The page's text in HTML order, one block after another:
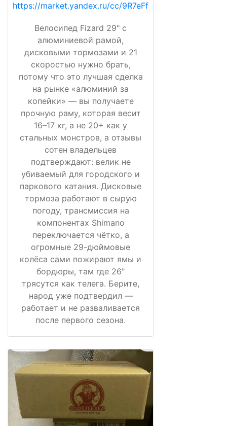
https://market.yandex.ru/cc/9R7eFf
Велосипед Fizard 29" с
алюминиевой рамой,
дисковыми тормозами и 21
скоростью нужно брать,
потому что это лучшая сделка
на рынке «алюминий за
копейки» — вы получаете
прочную раму, которая весит
16–17 кг, а не 20+ как у
стальных монстров, а отзывы
сотен владельцев
подтверждают: велик не
убиваемый для городского и
паркового катания. Дисковые
тормоза работают в сырую
погоду, трансмиссия на
компонентах Shimano
переключается чётко, а
огромные 29-дюймовые
колёса сами пожирают ямы и
бордюры, там где 26"
трясутся как телега. Берите,
народ уже подтвердил —
работает и не разваливается
после первого сезона.